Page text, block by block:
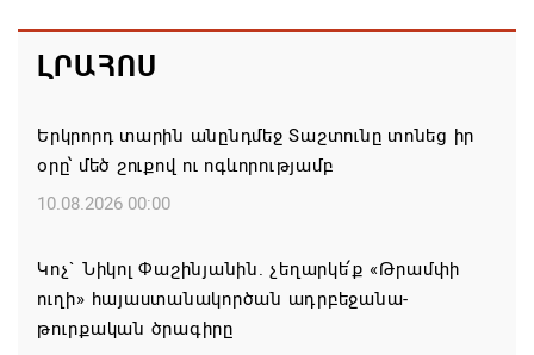
ԼՐԱՀՈՍ
Երկրորդ տարին անընդմեջ Տաշտունը տոնեց իր
օրը՝ մեծ շուքով ու ոգևորությամբ
10.08.2026 00:00
Կոչ` Նիկոլ Փաշինյանին. չեղարկե՛ք «Թրամփի
ուղի» հայաստանակործան ադրբեջանա-
թուրքական ծրագիրը